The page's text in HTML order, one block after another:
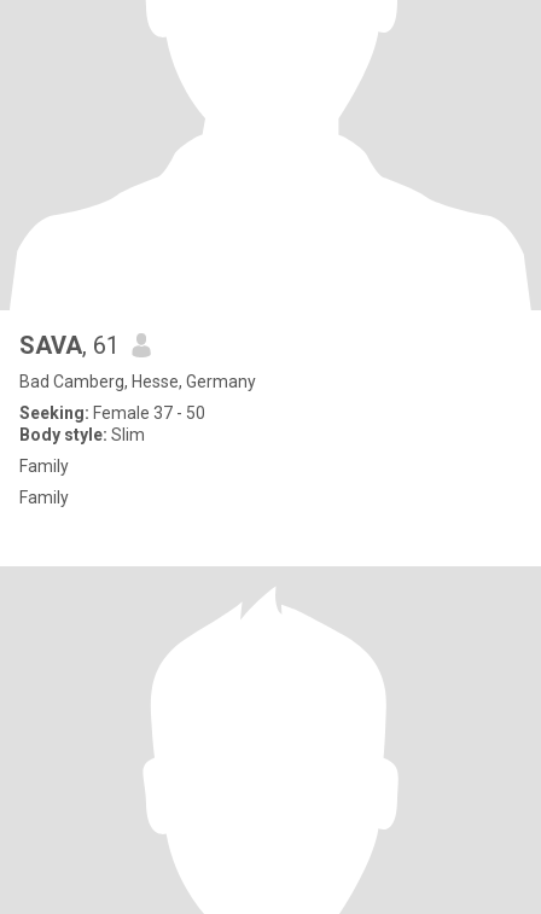
SAVA, 61
Bad Camberg, Hesse, Germany
Seeking: Female 37 - 50
Body style: Slim
Family
Family